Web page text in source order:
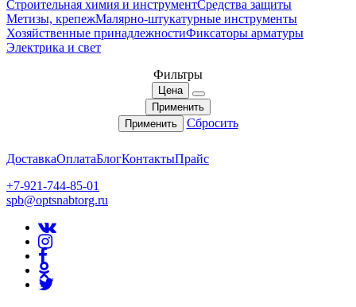
Строительная химия и инструментСредства защиты
Метизы, крепежМалярно-штукатурные инструменты
Хозяйственные принадлежностиФиксаторы арматуры
Электрика и свет
Фильтры
Цена
Применить
Применить
Сбросить
ДоставкаОплатаБлогКонтактыПрайс
+7-921-744-85-01
spb@optsnabtorg.ru